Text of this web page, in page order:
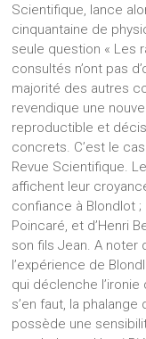
Scientifique, lance
cinquantaine de
seule question « Les
consultés n’ont pas
majorité des autres
revendique une
reproductible et
concrets. C’est le
Revue Scientifique.
affichent leur
confiance à Blondlot ;
Poincaré, et d’Henri
son fils Jean. A noter
l’expérience de
qui déclenche l’ironie
s’en faut, la
possède une